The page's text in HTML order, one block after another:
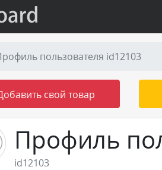
пользователя id12103
свой товар
Профиль
id12103